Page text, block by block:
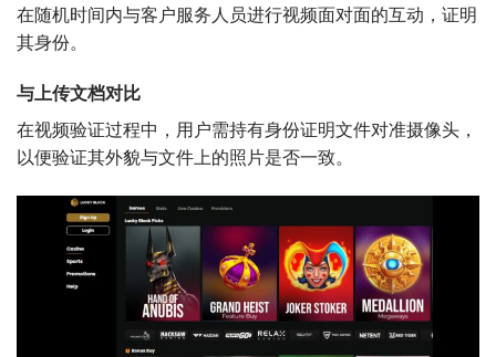
在随机时间内与客户服务人员进行视频面对面的互动，证明
其身份。
与上传文档对比
在视频验证过程中，用户需持有身份证明文件对准摄像头，
以便验证其外貌与文件上的照片是否一致。